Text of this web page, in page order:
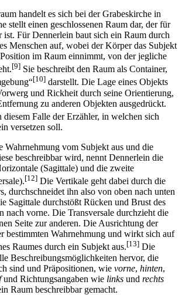
handelt es sich bei der Grabeskirche in
stellt einen geschlossenen Raum dar, der für
ist. Für Dennerlein baut sich ein Raum durch
Menschen auf, wobei der Körper das Subjekt
im Raum einnimmt, von der jegliche
[9] Sie beschreibt den Raum als Container,
[10] darstellt. Die Lage eines Objekts
und Rickheit durch seine Orientierung,
zu anderen Objekten ausgedrückt.
Falle der Erzähler, in welchen sich
versetzen soll.
Wahrnehmung vom Subjekt aus und die
beschreibbar wird, nennt Dennerlein die
(Sagittale) und die zweite
[12] Die Vertikale geht dabei durch die
durchschneidet ihn also von oben nach unten
Sagittale durchstößt Rücken und Brust des
nach vorne. Die Transversale durchzieht die
Seite zur anderen. Die Ausrichtung der
bestimmten Wahrnehmung und wirkt sich auf
Raumes durch ein Subjekt aus.[13] Die
Beschreibungsmöglichkeiten hervor, die
sind und Präpositionen, wie vorne, hinten,
und Richtungsangaben wie links und rechts
Raum beschreibbar gemacht.